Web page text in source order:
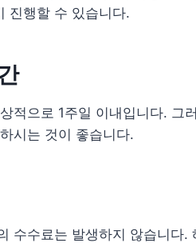
진행할 수 있습니다.
적으로 1주일 이내입니다. 그
시는 것이 좋습니다.
수수료는 발생하지 않습니다